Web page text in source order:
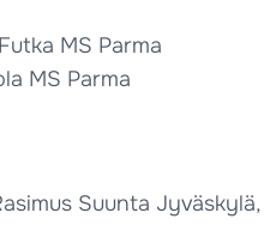
MS Parma
MS Parma
Suunta